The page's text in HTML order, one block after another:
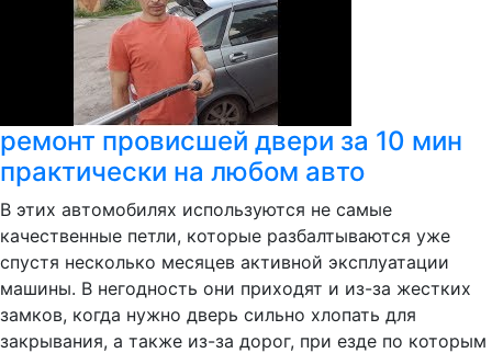
ремонт провисшей двери за 10 мин
практически на любом авто
В этих автомобилях используются не самые
качественные петли, которые разбалтываются уже
спустя несколько месяцев активной эксплуатации
машины. В негодность они приходят и из-за жестких
замков, когда нужно дверь сильно хлопать для
закрывания, а также из-за дорог, при езде по которым